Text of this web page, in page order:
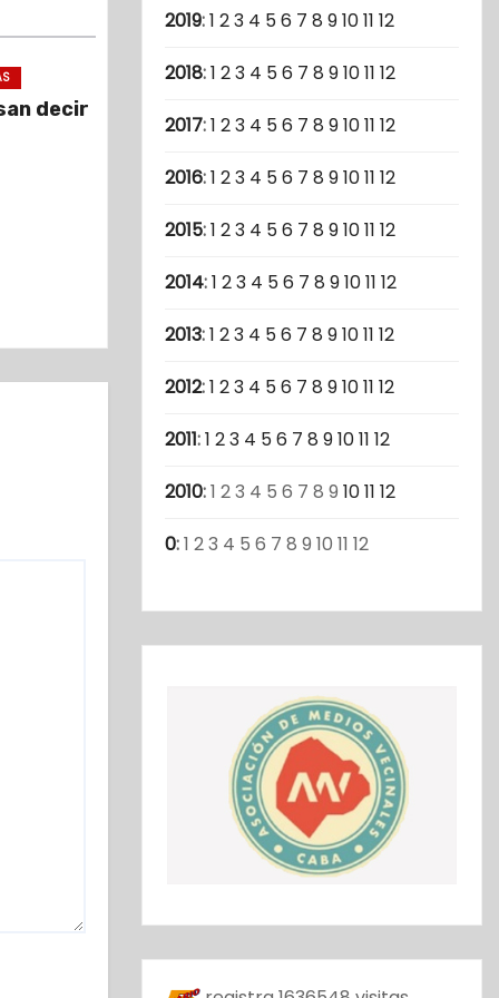
decir
2019:1 23 4 56 7 8 91011 12
2018:1 23 4 56 7 8 91011 12
2017:1 23 4 56 7 8 91011 12
2016:1 23 4 56 7 8 91011 12
2015:1 23 4 56 7 8 91011 12
2014:1 23 4 56 7 8 91011 12
2013:1 23 4 56 7 8 91011 12
2012:1 23 4 56 7 8 91011 12
2011:1 23 4 56 7 8 91011 12
2010:1 23 4 5 6 7 8 9 1011 12
0:1 23 4 5 6 7 8 9 10 11 12